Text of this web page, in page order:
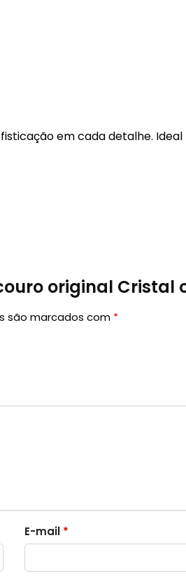
em cada detalhe.
original Cristal
são marcados com *
E-mail *